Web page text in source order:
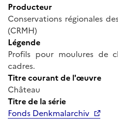
Producteur
Conservations régionales
(CRMH)
Légende
Profils pour moulures de
cadres.
Titre courant de l'œuvre
Château
Titre de la série
Fonds Denkmalarchiv